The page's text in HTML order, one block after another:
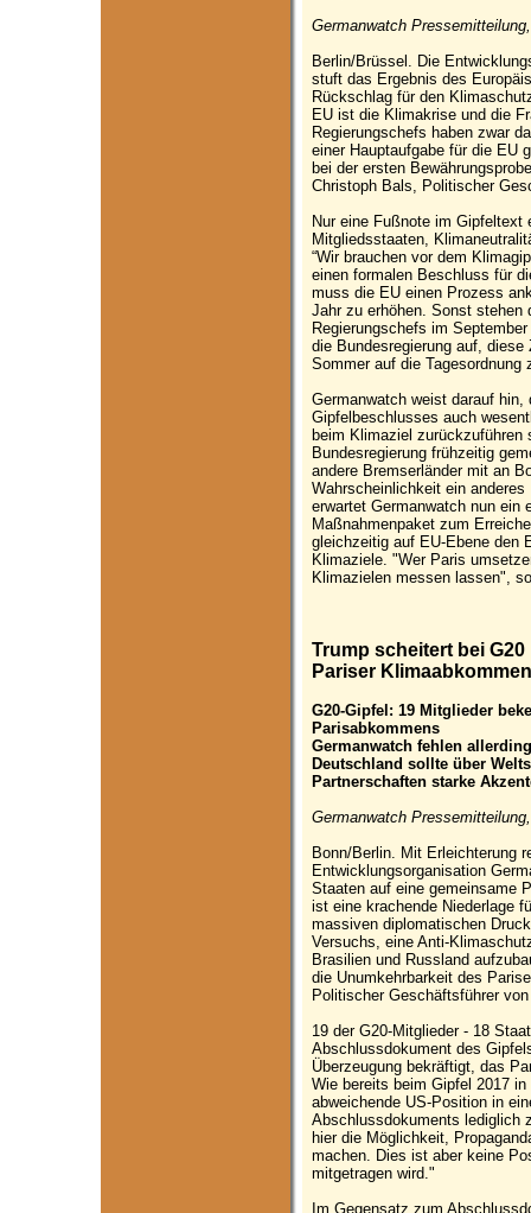
Germanwatch
Berlin/Brüssel. Die
stuft das Ergebnis des
Rückschlag für den
EU ist die Klimakrise und die
Regierungschefs haben zwar
einer Hauptaufgabe für die EU
bei der ersten
Christoph Bals, Politischer
Nur eine Fußnote im Gipfeltext
Mitgliedsstaaten,
“Wir brauchen vor dem
einen formalen Beschluss für
muss die EU einen Prozess
Jahr zu erhöhen. Sonst stehen
Regierungschefs im
die Bundesregierung auf,
Sommer auf die Tagesordnung
Germanwatch weist darauf
Gipfelbeschlusses auch
beim Klimaziel zurückzuführen
Bundesregierung frühzeitig
andere Bremserländer mit an
Wahrscheinlichkeit ein
erwartet Germanwatch nun ein
Maßnahmenpaket zum
gleichzeitig auf EU-Ebene den
Klimaziele. "Wer Paris
Klimazielen messen lassen",
Trump scheitert bei
Pariser
G20-Gipfel: 19 Mitglieder
Parisabkommens
Germanwatch fehlen
Deutschland sollte über
Partnerschaften starke
Germanwatch
Bonn/Berlin. Mit Erleichterung
Entwicklungsorganisation
Staaten auf eine gemeinsame
ist eine krachende Niederlage
massiven diplomatischen
Versuchs, eine Anti-
Brasilien und Russland
die Unumkehrbarkeit des
Politischer Geschäftsführer
19 der G20-Mitglieder - 18
Abschlussdokument des
Überzeugung bekräftigt, das
Wie bereits beim Gipfel 2017
abweichende US-Position in
Abschlussdokuments lediglich
hier die Möglichkeit,
machen. Dies ist aber keine
mitgetragen wird."
Im Gegensatz zum